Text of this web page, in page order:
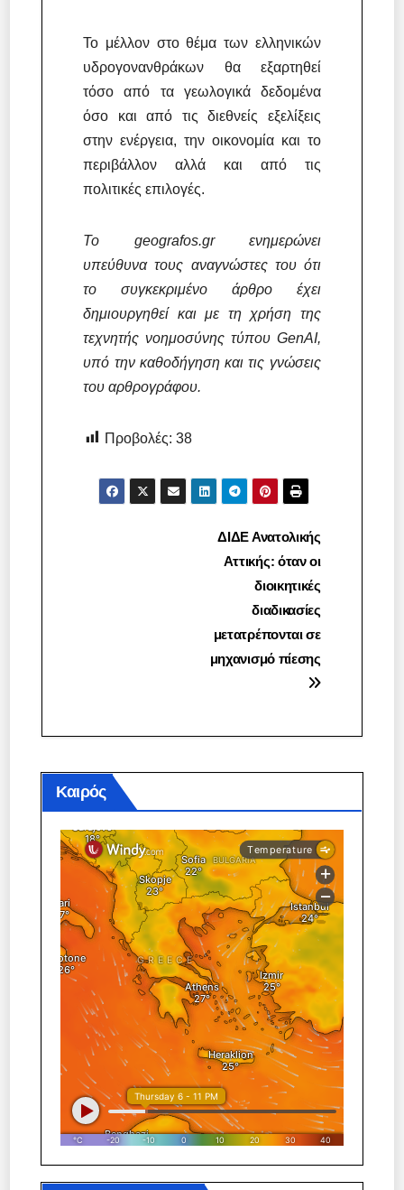
Το μέλλον στο θέμα των ελληνικών
υδρογονανθράκων θα εξαρτηθεί
τόσο από τα γεωλογικά δεδομένα
όσο και από τις διεθνείς εξελίξεις
στην ενέργεια, την οικονομία και το
περιβάλλον αλλά και από τις
πολιτικές επιλογές.
Το geografos.gr ενημερώνει
υπεύθυνα τους αναγνώστες του ότι
το συγκεκριμένο άρθρο έχει
δημιουργηθεί και με τη χρήση της
τεχνητής νοημοσύνης τύπου GenAI,
υπό την καθοδήγηση και τις γνώσεις
του αρθρογράφου.
Προβολές: 38
ΔΙΔΕ Ανατολικής
Αττικής: όταν οι
διοικητικές
διαδικασίες
μετατρέπονται σε
μηχανισμό πίεσης
Καιρός